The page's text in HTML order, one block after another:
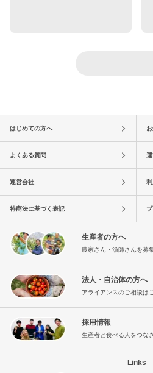
はじめての方へ
よくある質問
運営会社
特商法に基づく表記
生産者の方へ
農家さん・漁師さんを募
法人・自治体の方へ
アライアンスのご相談は
採用情報
生産者と食べる人をつな
Links